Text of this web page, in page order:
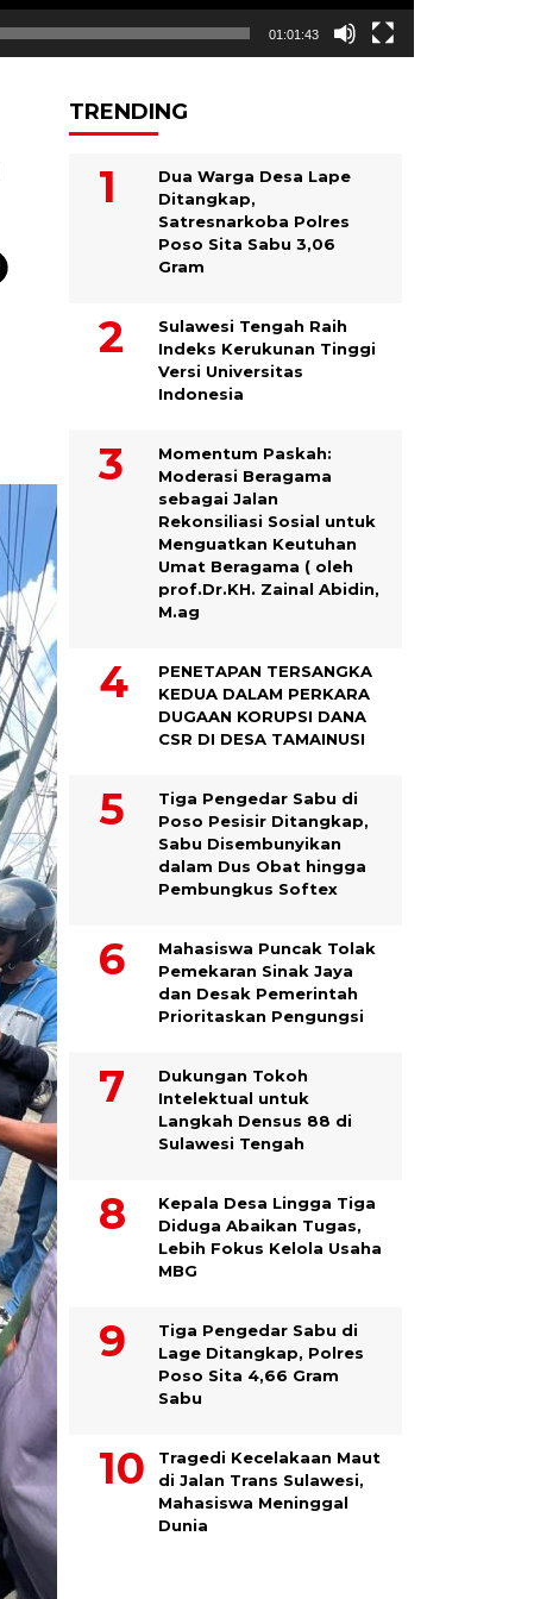
01:01:43
TRENDING
Dua Warga Desa Lape
Ditangkap,
Satresnarkoba Polres
Poso Sita Sabu 3,06
Gram
Sulawesi Tengah Raih
Indeks Kerukunan Tinggi
Versi Universitas
Indonesia
Momentum Paskah:
Moderasi Beragama
sebagai Jalan
Rekonsiliasi Sosial untuk
Menguatkan Keutuhan
Umat Beragama ( oleh
prof.Dr.KH. Zainal Abidin,
M.ag
PENETAPAN TERSANGKA
KEDUA DALAM PERKARA
DUGAAN KORUPSI DANA
CSR DI DESA TAMAINUSI
Tiga Pengedar Sabu di
Poso Pesisir Ditangkap,
Sabu Disembunyikan
dalam Dus Obat hingga
Pembungkus Softex
Mahasiswa Puncak Tolak
Pemekaran Sinak Jaya
dan Desak Pemerintah
Prioritaskan Pengungsi
Dukungan Tokoh
Intelektual untuk
Langkah Densus 88 di
Sulawesi Tengah
Kepala Desa Lingga Tiga
Diduga Abaikan Tugas,
Lebih Fokus Kelola Usaha
MBG
Tiga Pengedar Sabu di
Lage Ditangkap, Polres
Poso Sita 4,66 Gram
Sabu
Tragedi Kecelakaan Maut
di Jalan Trans Sulawesi,
Mahasiswa Meninggal
Dunia